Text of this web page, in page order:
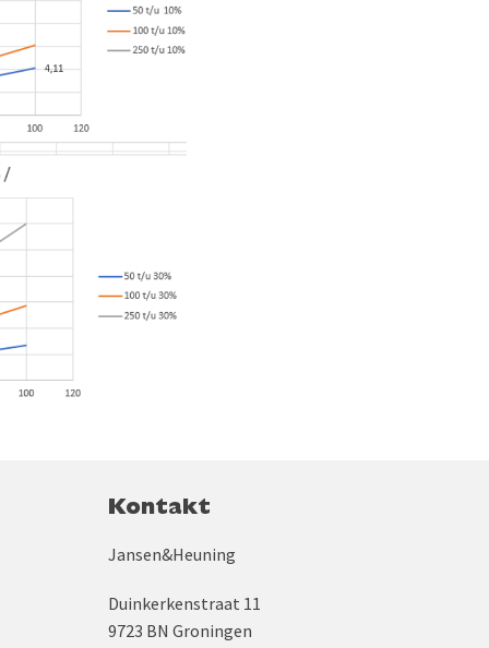
Kontakt
Jansen&Heuning
Duinkerkenstraat 11
9723 BN Groningen